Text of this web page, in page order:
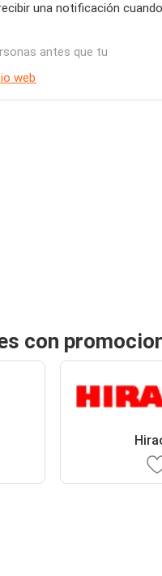
una notificación
antes que tu
web
con